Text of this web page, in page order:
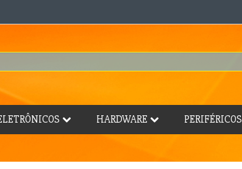
HARDWARE PERIFÉRICOS